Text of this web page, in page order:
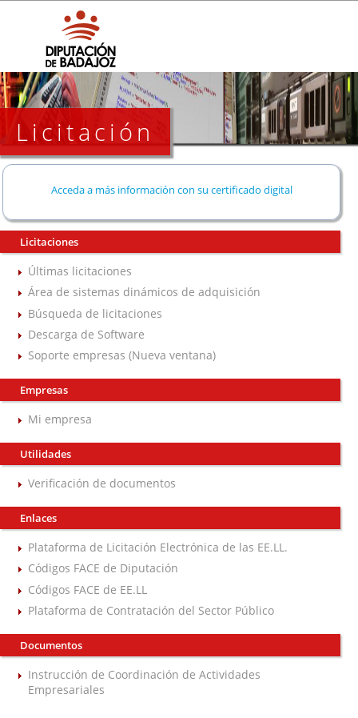
Licitación
Acceda a más información con su certificado digital
Licitaciones
Últimas licitaciones
Área de sistemas dinámicos de adquisición
Búsqueda de licitaciones
Descarga de Software
Soporte empresas (Nueva ventana)
Empresas
Mi empresa
Utilidades
Verificación de documentos
Enlaces
Plataforma de Licitación Electrónica de las EE.LL.
Códigos FACE de Diputación
Códigos FACE de EE.LL
Plataforma de Contratación del Sector Público
Documentos
Instrucción de Coordinación de Actividades
Empresariales